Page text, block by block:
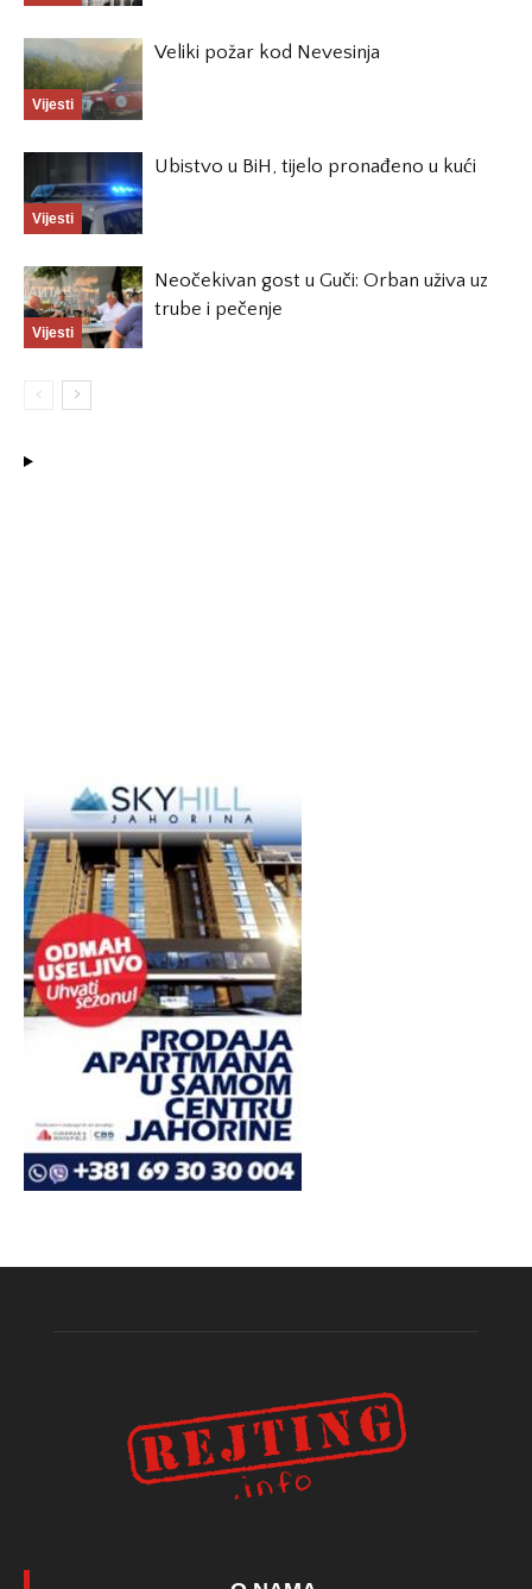
Vijesti
Veliki požar kod Nevesinja
Vijesti
Ubistvo u BiH, tijelo pronađeno u kući
Vijesti
Neočekivan gost u Guči: Orban uživa uz
trube i pečenje